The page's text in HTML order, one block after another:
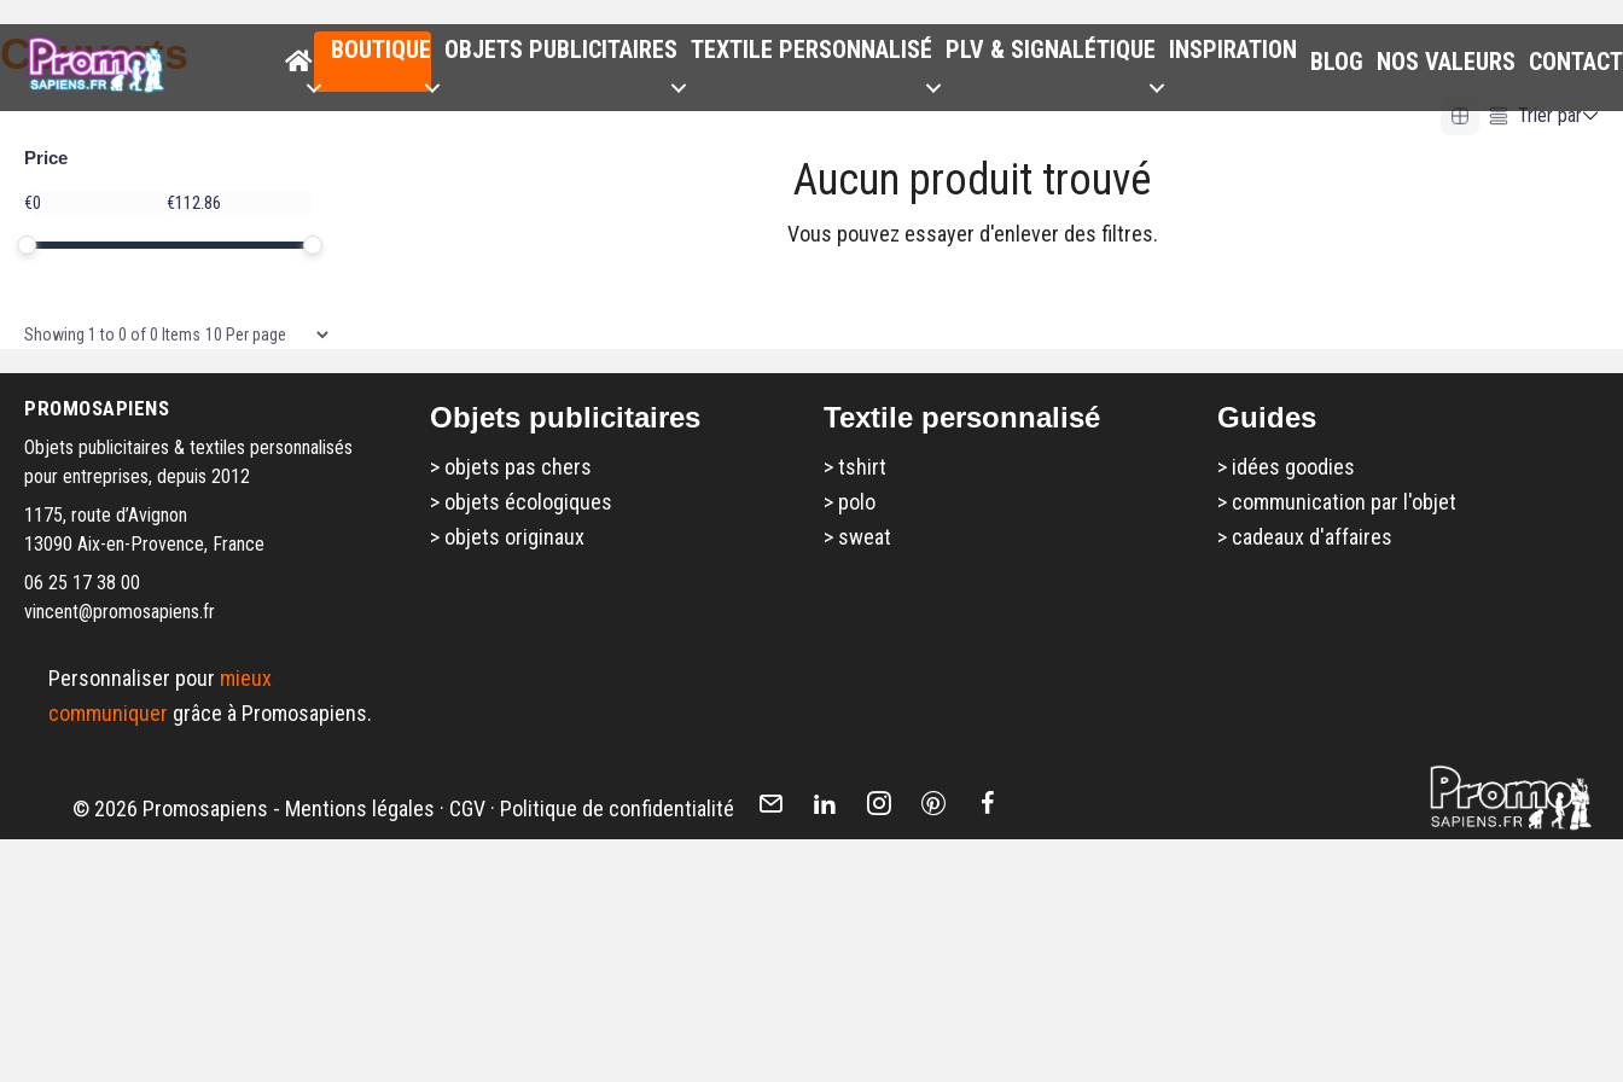
BOUTIQUE OBJETS PUBLICITAIRES TEXTILE PERSONNALISÉ PLV & SIGNALÉTIQUE INSPIRATION BLOG NOS VALEURS CONTACT
Couverts
Trier par
Price
Price
€ €
Price range in €
Aucun produit trouvé
Vous pouvez essayer d'enlever des filtres.
Showing 1 to 0 of0 Items Items per page
PROMOSAPIENS
Objets publicitaires & textiles personnalisés
pour entreprises, depuis 2012
1175, route d’Avignon
13090 Aix-en-Provence, France
06 25 17 38 00
vincent@promosapiens.fr
Personnaliser pour mieux
communiquer grâce à Promosapiens.
Objets publicitaires
> objets pas chers
> objets écologiques
> objets originaux
Textile personnalisé
>tshirt
> polo
> sweat
Guides
> idées goodies
> communication par l'objet
> cadeaux d'affaires
© 2026 Promosapiens - Mentions légales · CGV · Politique de confidentialité